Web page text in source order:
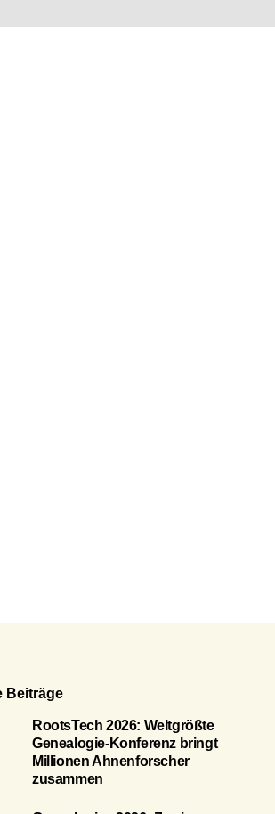
Beiträge
RootsTech 2026: Weltgrößte
Genealogie-Konferenz bringt
Millionen Ahnenforscher
zusammen